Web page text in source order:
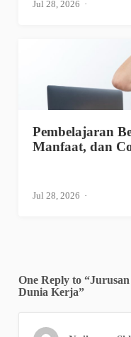
Jul 28, 2026
Pembelajaran
Manfaat, dan
Jul 28, 2026
One Reply to
Dunia Kerja”